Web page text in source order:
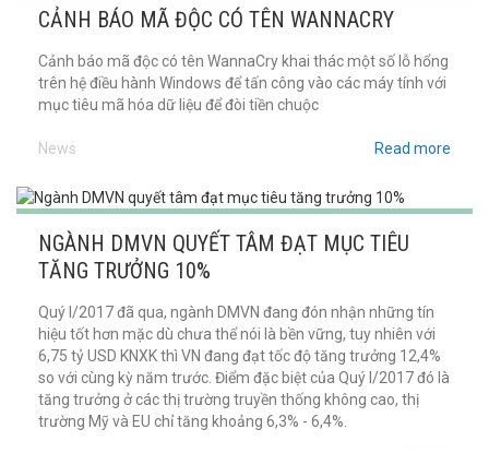
CẢNH BÁO MÃ ĐỘC CÓ TÊN WANNACRY
Cảnh báo mã độc có tên WannaCry khai thác một số lỗ hổng
trên hệ điều hành Windows để tấn công vào các máy tính với
mục tiêu mã hóa dữ liệu để đòi tiền chuộc
News Read more
NGÀNH DMVN QUYẾT TÂM ĐẠT MỤC TIÊU
TĂNG TRƯỞNG 10%
Quý I/2017 đã qua, ngành DMVN đang đón nhận những tín
hiệu tốt hơn mặc dù chưa thể nói là bền vững, tuy nhiên với
6,75 tỷ USD KNXK thì VN đang đạt tốc độ tăng trưởng 12,4%
so với cùng kỳ năm trước. Điểm đặc biệt của Quý I /2017đó là
tăng trưởng ở các thị trường truyền thống không cao, thị
trường Mỹ và EU chỉ tăng khoảng 6,3% - 6,4%.